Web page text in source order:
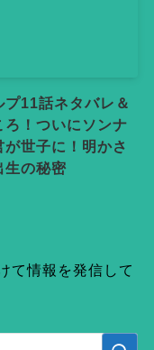
プ11話ネタバレ＆
ろ！ついにソンナ
が世子に！明かさ
生の秘密
て情報を発信して